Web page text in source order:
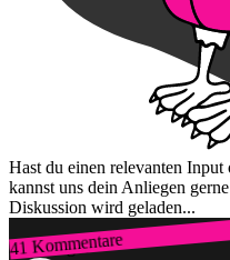
Hast du einen relevanten
kannst uns dein Anliegen
Diskussion wird geladen...
41 Kommentare
Zum Login